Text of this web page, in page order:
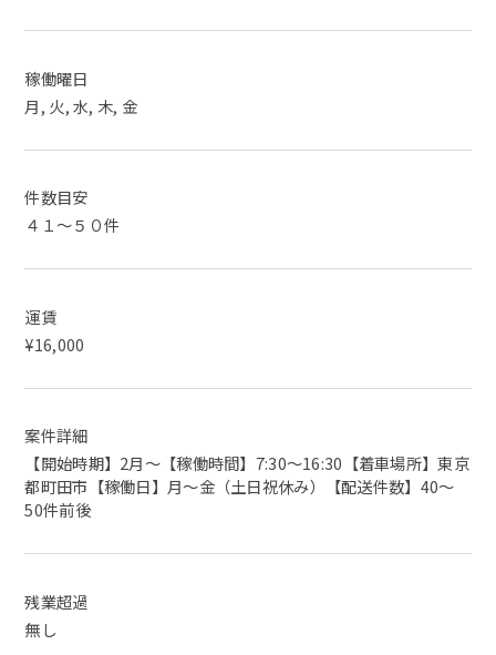
稼働曜日
月, 火, 水, 木, 金
件数目安
４１～５０件
運賃
¥16,000
案件詳細
【開始時期】2月～【稼働時間】7:30〜16:30【着車場所】東京
都町田市【稼働日】月〜金（土日祝休み）【配送件数】40〜
50件前後
残業超過
無し